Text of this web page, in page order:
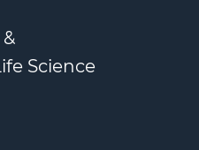
Science